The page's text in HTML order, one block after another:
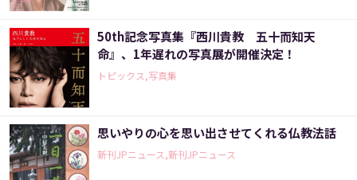
50th記念写真集『西川貴教 五十而知天
命』、1年遅れの写真展が開催決定！
トピックス,写真集
思いやりの心を思い出させてくれる仏教法話
新刊JPニュース,新刊JPニュース